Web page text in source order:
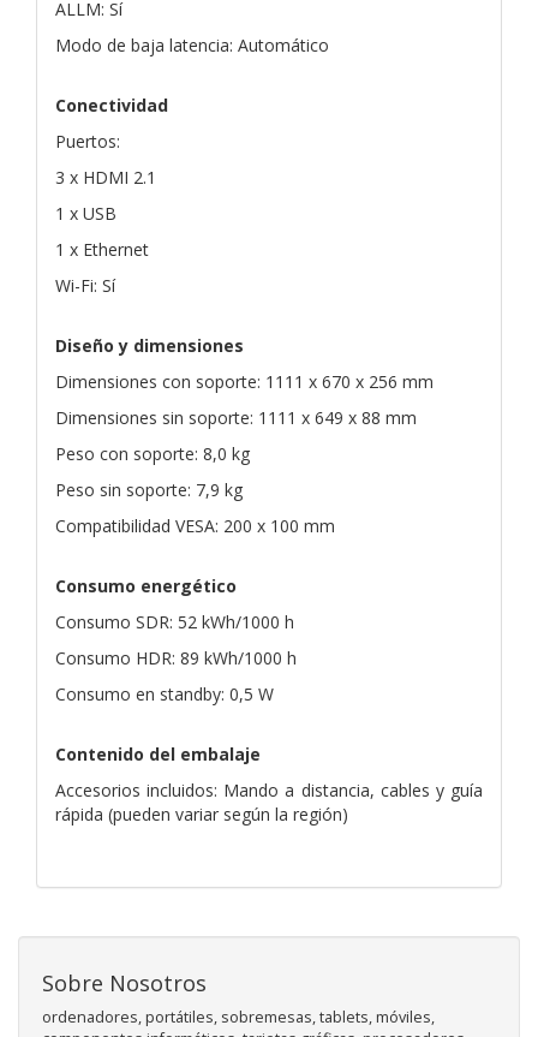
ALLM: Sí
Modo de baja latencia: Automático
Conectividad
Puertos:
3 x HDMI 2.1
1 x USB
1 x Ethernet
Wi-Fi: Sí
Diseño y dimensiones
Dimensiones con soporte: 1111 x 670 x 256 mm
Dimensiones sin soporte: 1111 x 649 x 88 mm
Peso con soporte: 8,0 kg
Peso sin soporte: 7,9 kg
Compatibilidad VESA: 200 x 100 mm
Consumo energético
Consumo SDR: 52 kWh/1000 h
Consumo HDR: 89 kWh/1000 h
Consumo en standby: 0,5 W
Contenido del embalaje
Accesorios incluidos: Mando a distancia, cables y guía
rápida (pueden variar según la región)
Sobre Nosotros
ordenadores, portátiles, sobremesas, tablets, móviles,